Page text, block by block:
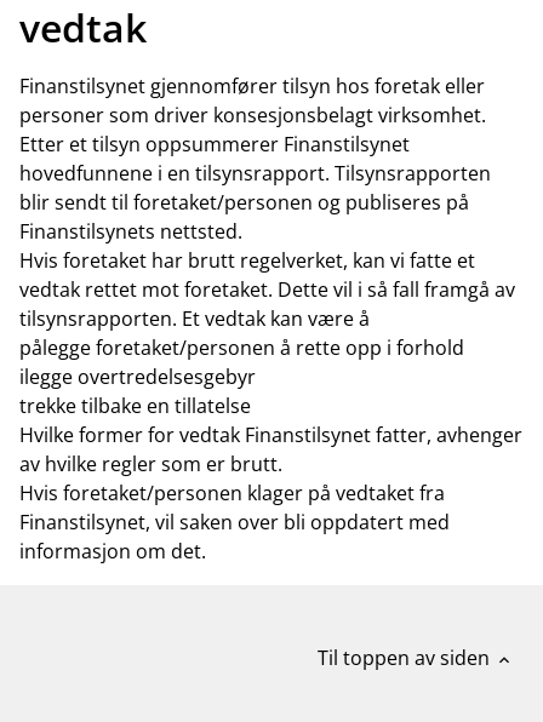
vedtak
Finanstilsynet gjennomfører tilsyn hos foretak eller
personer som driver konsesjonsbelagt virksomhet.
Etter et tilsyn oppsummerer Finanstilsynet
hovedfunnene i en tilsynsrapport. Tilsynsrapporten
blir sendt til foretaket/personen og publiseres på
Finanstilsynets nettsted.
Hvis foretaket har brutt regelverket, kan vi fatte et
vedtak rettet mot foretaket. Dette vil i så fall framgå av
tilsynsrapporten. Et vedtak kan være å
pålegge foretaket/personen å rette opp i forhold
ilegge overtredelsesgebyr
trekke tilbake en tillatelse
Hvilke former for vedtak Finanstilsynet fatter, avhenger
av hvilke regler som er brutt.
Hvis foretaket/personen klager på vedtaket fra
Finanstilsynet, vil saken over bli oppdatert med
informasjon om det.
Til toppen av siden expand_less